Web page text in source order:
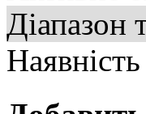
Діапазон